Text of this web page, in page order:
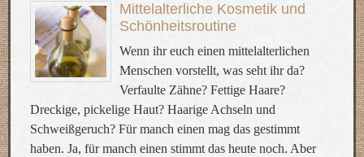
Mittelalterliche Kosmetik und
Schönheitsroutine
Wenn ihr euch einen mittelalterlichen
Menschen vorstellt, was seht ihr da?
Verfaulte Zähne? Fettige Haare?
Dreckige, pickelige Haut? Haarige Achseln und
Schweißgeruch? Für manch einen mag das gestimmt
haben. Ja, für manch einen stimmt das heute noch. Aber